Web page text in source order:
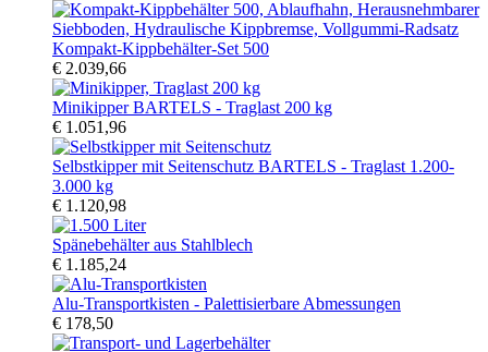
Kompakt-Kippbehälter-Set 500
€ 2.039,66
Minikipper BARTELS - Traglast 200 kg
€ 1.051,96
Selbstkipper mit Seitenschutz BARTELS - Traglast 1.200-
3.000 kg
€ 1.120,98
Spänebehälter aus Stahlblech
€ 1.185,24
Alu-Transportkisten - Palettisierbare Abmessungen
€ 178,50